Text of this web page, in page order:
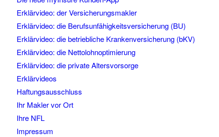
Erklärvideo: der Versicherungsmakler
Erklärvideo: die Berufsunfähigkeitsversicherung (BU)
Erklärvideo: die betriebliche Krankenversicherung (bKV)
Erklärvideo: die Nettolohnoptimierung
Erklärvideo: die private Altersvorsorge
Erklärvideos
Haftungsausschluss
Ihr Makler vor Ort
Ihre NFL
Impressum